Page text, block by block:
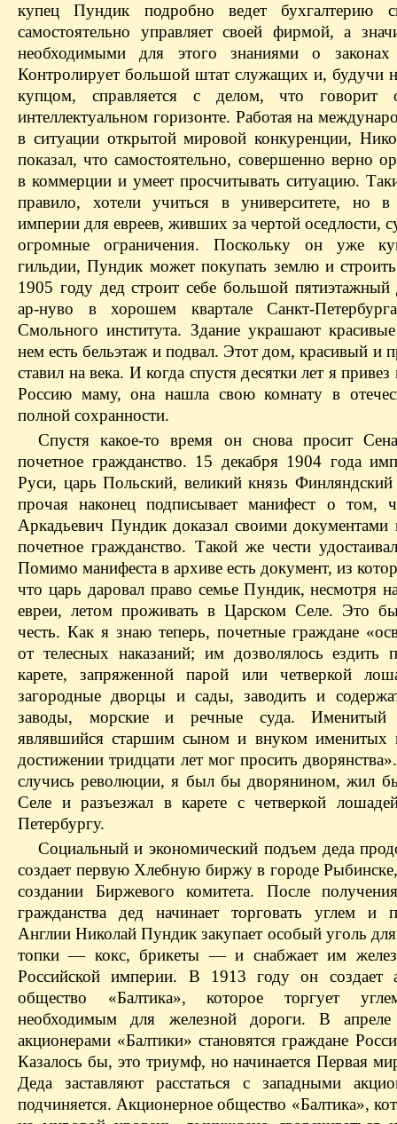
купец Пундик подробно ведет бухгалтерию
самостоятельно управляет своей фирмой, а
необходимыми для этого знаниями о законах
Контролирует большой штат служащих и, будучи
купцом, справляется с делом, что
интеллектуальном горизонте. Работая на
в ситуации открытой мировой конкуренции,
показал, что самостоятельно, совершенно верно
в коммерции и умеет просчитывать ситуацию.
правило, хотели учиться в университете, но в
империи для евреев, живших за чертой оседлости,
огромные ограничения. Поскольку он уже
гильдии, Пундик может покупать землю и
1905 году дед строит себе большой пятиэтажный
ар-нуво в хорошем квартале Санкт-
Смольного института. Здание украшают
нем есть бельэтаж и подвал. Этот дом, красивый и
ставил на века. И когда спустя десятки лет я
Россию маму, она нашла свою комнату в
полной сохранности.
Спустя какое-то время он снова просит
почетное гражданство. 15 декабря 1904 года
Руси, царь Польский, великий князь
прочая наконец подписывает манифест о том,
Аркадьевич Пундик доказал своими документами
почетное гражданство. Такой же чести
Помимо манифеста в архиве есть документ, из
что царь даровал право семье Пундик, несмотря
евреи, летом проживать в Царском Селе. Это
честь. Как я знаю теперь, почетные граждане
от телесных наказаний; им дозволялось ездить
карете, запряженной парой или четверкой
загородные дворцы и сады, заводить и
заводы, морские и речные суда. Именитый
являвшийся старшим сыном и внуком именитых
достижении тридцати лет мог просить
случись революции, я был бы дворянином, жил
Селе и разъезжал в карете с четверкой
Петербургу.
Социальный и экономический подъем деда
создает первую Хлебную биржу в городе Рыбинске,
создании Биржевого комитета. После
гражданства дед начинает торговать углем и
Англии Николай Пундик закупает особый уголь
топки — кокс, брикеты — и снабжает им
Российской империи. В 1913 году он создает
общество «Балтика», которое торгует
необходимым для железной дороги. В
акционерами «Балтики» становятся граждане
Казалось бы, это триумф, но начинается Первая
Деда заставляют расстаться с западными
подчиняется. Акционерное общество «Балтика»,